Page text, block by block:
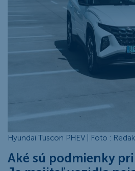
Hyundai Tuscon PHEV | Foto :
Aké sú podmienky